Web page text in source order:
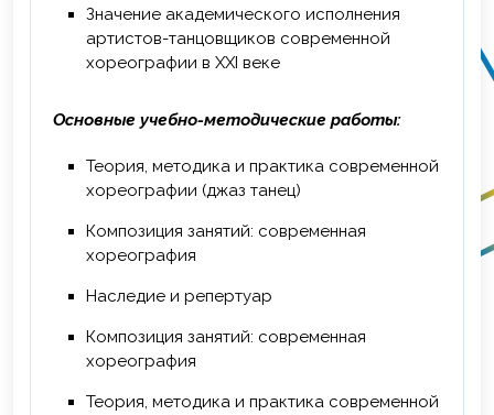
Значение академического исполнения
артистов-танцовщиков современной
хореографии в XXI веке
Основные учебно-методические работы:
Теория, методика и практика современной
хореографии (джаз танец)
Композиция занятий: современная
хореография
Наследие и репертуар
Композиция занятий: современная
хореография
Теория, методика и практика современной